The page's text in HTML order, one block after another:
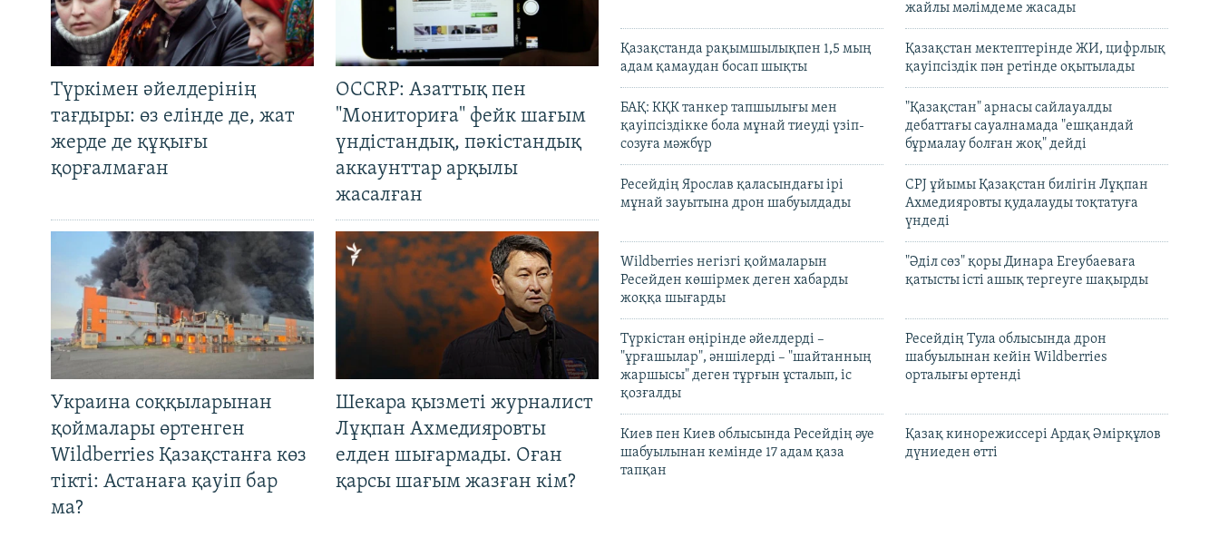
Түркімен әйелдерінің
тағдыры: өз елінде де, жат
жерде де құқығы
қорғалмаған
OCCRP: Азаттық пен
"Мониториға" фейк шағым
үндістандық, пәкістандық
аккаунттар арқылы
жасалған
Украина соққыларынан
қоймалары өртенген
Wildberries Қазақстанға көз
тікті: Астанаға қауіп бар
ма?
Шекара қызметі журналист
Лұқпан Ахмедияровты
елден шығармады. Оған
қарсы шағым жазған кім?
жайлы мәлімдеме жасады
Қазақстанда рақымшылықпен 1,5 мың
адам қамаудан босап шықты
Қазақстан мектептерінде ЖИ, цифрлық
қауіпсіздік пән ретінде оқытылады
БАҚ: КҚК танкер тапшылығы мен
қауіпсіздікке бола мұнай тиеуді үзіп-
созуға мәжбүр
"Қазақстан" арнасы сайлауалды
дебаттағы сауалнамада "ешқандай
бұрмалау болған жоқ" дейді
Ресейдің Ярослав қаласындағы ірі
мұнай зауытына дрон шабуылдады
CPJ ұйымы Қазақстан билігін Лұқпан
Ахмедияровты қудалауды тоқтатуға
үндеді
Wildberries негізгі қоймаларын
Ресейден көшірмек деген хабарды
жоққа шығарды
"Әділ сөз" қоры Динара Егеубаеваға
қатысты істі ашық тергеуге шақырды
Түркістан өңірінде әйелдерді –
"ұрғашылар", әншілерді – "шайтанның
жаршысы" деген тұрғын ұсталып, іс
қозғалды
Ресейдің Тула облысында дрон
шабуылынан кейін Wildberries
орталығы өртенді
Киев пен Киев облысында Ресейдің әуе
шабуылынан кемінде 17 адам қаза
тапқан
Қазақ кинорежиссері Ардақ Әмірқұлов
дүниеден өтті